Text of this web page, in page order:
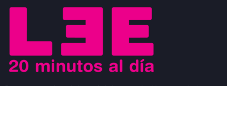
Buscamos motivar el placer de la lectura a los jóvenes y al mismo